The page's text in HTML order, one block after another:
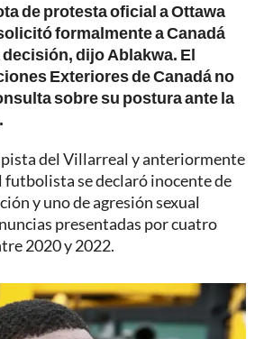
de protesta oficial a Ottawa
formalmente a Canadá
dijo Ablakwa. El
Exteriores de Canadá no
sobre su postura ante la
del Villarreal y anteriormente
futbolista se declaró inocente de
y uno de agresión sexual
presentadas por cuatro
2020 y 2022.